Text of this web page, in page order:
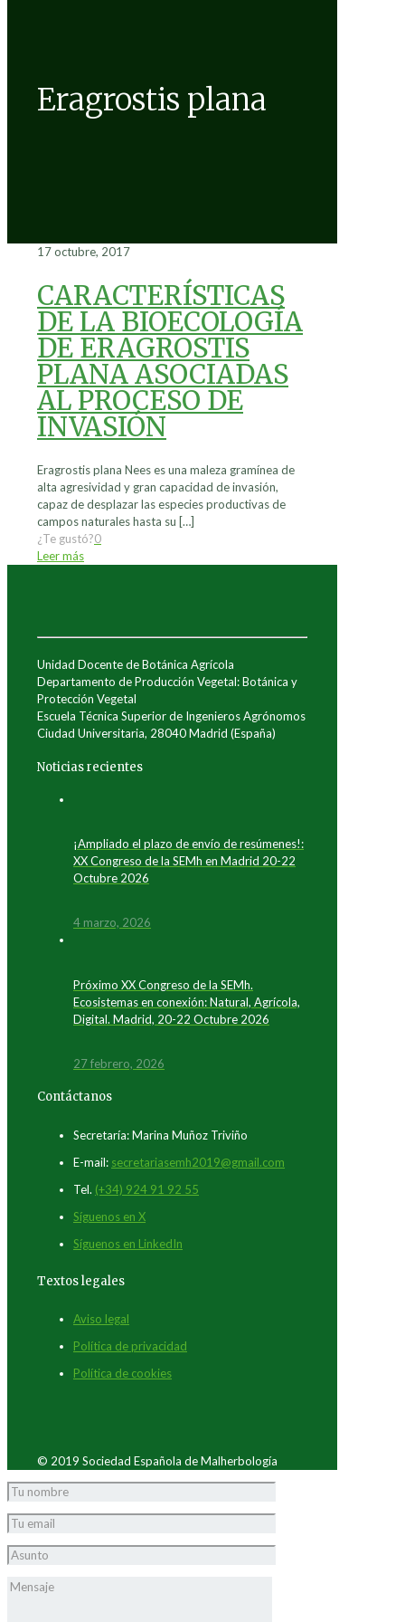
Eragrostis plana
17 octubre, 2017
CARACTERÍSTICAS
DE LA BIOECOLOGÍA
DE ERAGROSTIS
PLANA ASOCIADAS
AL PROCESO DE
INVASIÓN
Eragrostis plana Nees es una maleza gramínea de
alta agresividad y gran capacidad de invasión,
capaz de desplazar las especies productivas de
campos naturales hasta su […]
¿Te gustó?0
Leer más
Unidad Docente de Botánica Agrícola
Departamento de Producción Vegetal: Botánica y
Protección Vegetal
Escuela Técnica Superior de Ingenieros Agrónomos
Ciudad Universitaria, 28040 Madrid (España)
Noticias recientes
¡Ampliado el plazo de envío de resúmenes!:
XX Congreso de la SEMh en Madrid 20-22
Octubre 2026
4 marzo, 2026
Próximo XX Congreso de la SEMh.
Ecosistemas en conexión: Natural, Agrícola,
Digital. Madrid, 20-22 Octubre 2026
27 febrero, 2026
Contáctanos
Secretaría: Marina Muñoz Triviño
E-mail: secretariasemh2019@gmail.com
Tel. (+34) 924 91 92 55
Síguenos en X
Síguenos en LinkedIn
Textos legales
Aviso legal
Política de privacidad
Política de cookies
© 2019 Sociedad Española de Malherbología